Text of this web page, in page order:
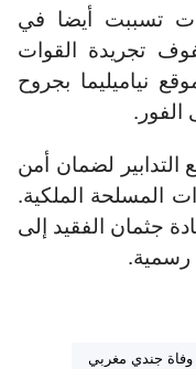
تسببت أيضا في
صفوف تجريدة القوات
نياميليما بجروح
الفور.
التدابير لضمان أمن
المسلحة الملكية.
جثمان الفقيد إلى
رسمية.
وفاة جندي مغربي